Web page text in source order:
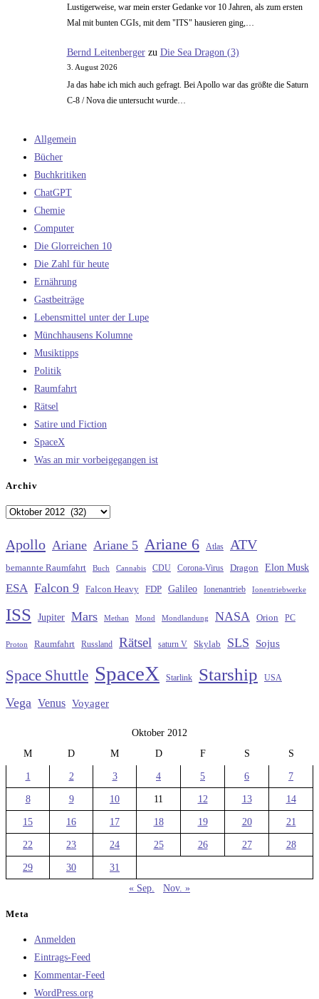
Lustigerweise, war mein erster Gedanke vor 10 Jahren, als zum ersten
Mal mit bunten CGIs, mit dem "ITS" hausieren ging,…
Bernd Leitenbergerzu Die Sea Dragon (3)
3. August 2026
Ja das habe ich mich auch gefragt. Bei Apollo war das größte die Saturn
C-8 / Nova die untersucht wurde…
Allgemein
Bücher
Buchkritiken
ChatGPT
Chemie
Computer
Die Glorreichen 10
Die Zahl für heute
Ernährung
Gastbeiträge
Lebensmittel unter der Lupe
Münchhausens Kolumne
Musiktipps
Politik
Raumfahrt
Rätsel
Satire und Fiction
SpaceX
Was an mir vorbeigegangen ist
Archiv
Archiv
Apollo Ariane Ariane 5 Ariane 6 Atlas ATV
bemannte Raumfahrt Buch Cannabis CDU Corona-Virus Dragon Elon Musk
ESA Falcon 9 Falcon Heavy FDP Galileo Ionenantrieb Ionentriebwerke
ISS Jupiter Mars Methan Mond Mondlandung NASA Orion PC
Proton Raumfahrt Russland Rätsel saturn V Skylab SLS Sojus
Space Shuttle SpaceX Starlink Starship USA
Vega Venus Voyager
Oktober 2012
M
D M D F S S
1 2 3 4 5 6 7
8 9 10 11 12 13 14
15 16 17 18 19 20 21
22 23 24 25 26 27 28
29 30
31
« Sep.
Nov. »
Meta
Anmelden
Eintrags-Feed
Kommentar-Feed
WordPress.org